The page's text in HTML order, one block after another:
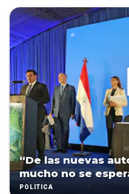
“De las nuevas
mucho no se
POLÍTICA